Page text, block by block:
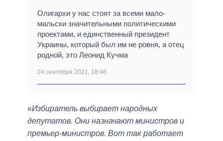
Олигархи у нас стоят за всеми мало-
мальски значительными политическими
проектами, и единственный президент
Украины, который был им не ровня, а отец
родной, это Леонид Кучма
24 сентября 2021, 18:46
«Избиратель выбирает народных
депутатов. Они назначают министров и
премьер-министров. Вот так работает